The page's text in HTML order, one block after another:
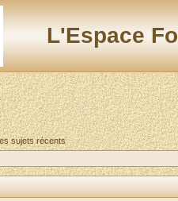
L'Espace
sujets récents